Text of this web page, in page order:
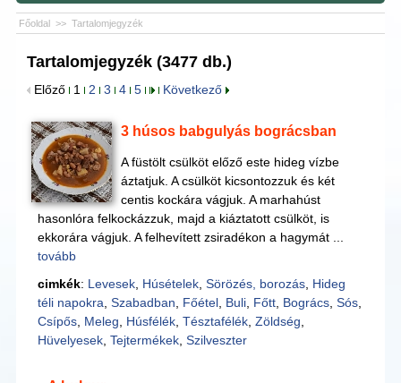
Főoldal >> Tartalomjegyzék
Tartalomjegyzék (3477 db.)
Előző 1 2 3 4 5 Következő
3 húsos babgulyás bográcsban
A füstölt csülköt előző este hideg vízbe
áztatjuk. A csülköt kicsontozzuk és két
centis kockára vágjuk. A marhahúst
hasonlóra felkockázzuk, majd a kiáztatott csülköt, is
ekkorára vágjuk. A felhevített zsiradékon a hagymát ...
tovább
cimkék: Levesek, Húsételek, Sörözés, borozás, Hideg
téli napokra Szabadban Főétel, Buli, Főtt, Bogrács, Sós,
Csípős, Meleg Húsfélék, Tésztafélék, Zöldség
Hüvelyesek, Tejtermékek, Szilveszter